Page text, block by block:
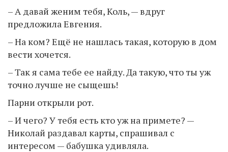
– А давай женим тебя, Коль, — вдруг
предложила Евгения.
– На ком? Ещё не нашлась такая, которую в дом
вести хочется.
– Так я сама тебе ее найду. Да такую, что ты уж
точно лучше не сыщешь!
Парни открыли рот.
– И чего? У тебя есть кто уж на примете? —
Николай раздавал карты, спрашивал с
интересом — бабушка удивляла.